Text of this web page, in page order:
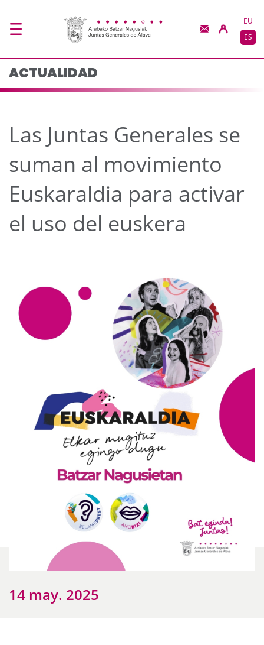
Las Juntas GeneralesEU
ES
ACTUALIDAD
Las Juntas Generales se
suman al movimiento
Euskaraldia para activar
el uso del euskera
14 may. 2025